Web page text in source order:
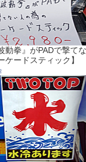
動拳』がPADで撃て
ケードスティック】